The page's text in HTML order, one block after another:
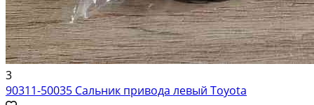
3
90311-50035 Сальник привода левый Toyota